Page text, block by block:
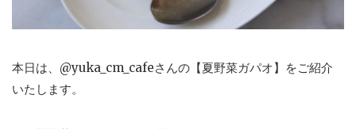
本日は、@yuka_cm_cafeさんの【夏野菜ガパオ】をご紹介
いたします。